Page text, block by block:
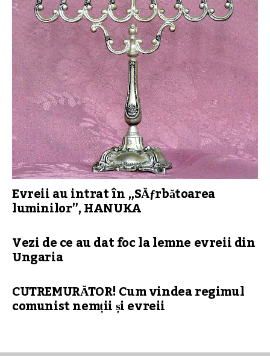
Evreii au intrat în „SĂƒrbătoarea
luminilor”, HANUKA
Vezi de ce au dat foc la lemne evreii din
Ungaria
CUTREMURĂTOR! Cum vindea regimul
comunist nemții și evreii